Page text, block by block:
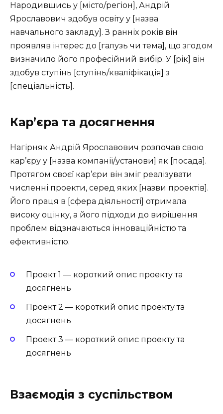
Народившись у [місто/регіон], Андрій
Ярославович здобув освіту у [назва
навчального закладу]. З ранніх років він
проявляв інтерес до [галузь чи тема], що згодом
визначило його професійний вибір. У [рік] він
здобув ступінь [ступінь/кваліфікація] з
[спеціальність].
Кар’єра та досягнення
Нагірняк Андрій Ярославович розпочав свою
кар’єру у [назва компанії/установи] як [посада].
Протягом своєї кар’єри він зміг реалізувати
численні проекти, серед яких [назви проектів].
Його праця в [сфера діяльності] отримала
високу оцінку, а його підходи до вирішення
проблем відзначаються інноваційністю та
ефективністю.
Проект 1 — короткий опис проекту та
досягнень
Проект 2 — короткий опис проекту та
досягнень
Проект 3 — короткий опис проекту та
досягнень
Взаємодія з суспільством